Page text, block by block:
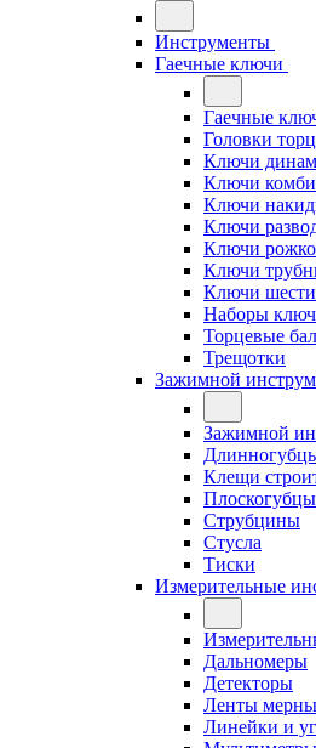
Инструменты
Гаечные ключи
Гаечные
Головки
Ключи
Ключи
Ключи
Ключи
Ключи
Ключи
Ключи
Наборы
Торцевые
Трещотки
Зажимной
Зажимной
Клещи
Струбцины
Стусла
Тиски
Измерительные
Дальномеры
Детекторы
Ленты
Линейки и